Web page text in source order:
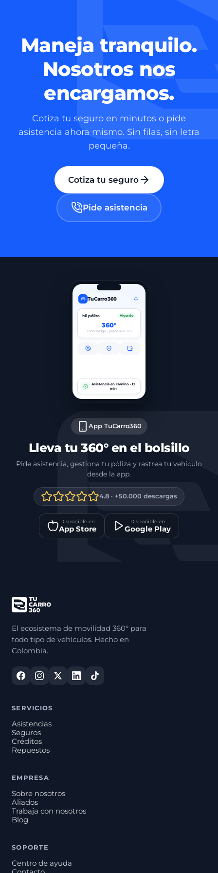
Maneja tranquilo.
Nosotros nos
encargamos.
Cotiza tu seguro en minutos o pide
asistencia ahora mismo. Sin filas, sin letra
pequeña.
Cotiza tu seguro
Pide asistencia
App TuCarro360
Lleva tu 360° en el bolsillo
Pide asistencia, gestiona tu póliza y rastrea tu vehículo
desde la app.
4.8 · +50.000 descargas
Disponible en
App Store
Disponible en
Google Play
TuCarro360
Mi póliza Vigente
360°
Todo riesgo · placa ABC123
Asistencia en camino · 12
min
El ecosistema de movilidad 360° para
todo tipo de vehículos. Hecho en
Colombia.
SERVICIOS
Asistencias
Seguros
Créditos
Repuestos
EMPRESA
Sobre nosotros
Aliados
Trabaja con nosotros
Blog
SOPORTE
Centro de ayuda